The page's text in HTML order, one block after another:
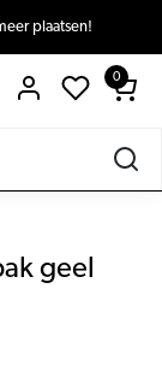
plaatsen!
0
geel